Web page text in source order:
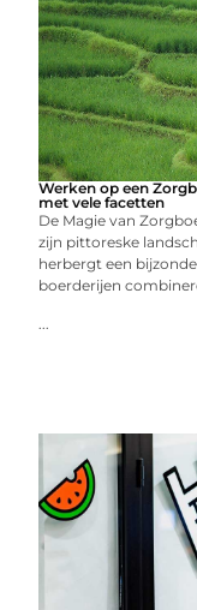
Werken op een
met vele facetten
De Magie van
zijn pittoreske
herbergt een
boerderijen
...